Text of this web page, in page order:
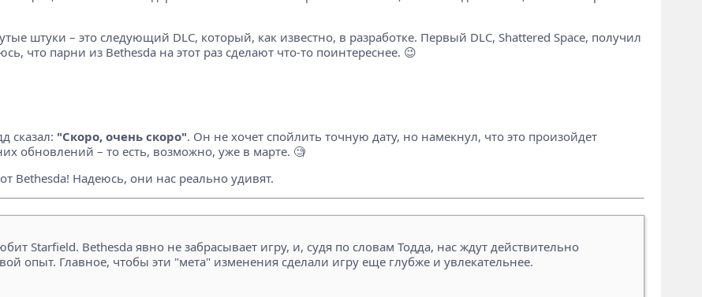
штуки – это следующий DLC, который, как известно, в разработке. Первый DLC, Shattered Space, получил
что парни из Bethesda на этот раз сделают что-то поинтереснее. 😉
сказал: "Скоро, очень скоро". Он не хочет спойлить точную дату, но намекнул, что это произойдет
обновлений – то есть, возможно, уже в марте. 🧐
Bethesda! Надеюсь, они нас реально удивят.
Starfield. Bethesda явно не забрасывает игру, и, судя по словам Тодда, нас ждут действительно
опыт. Главное, чтобы эти "мета" изменения сделали игру еще глубже и увлекательнее.